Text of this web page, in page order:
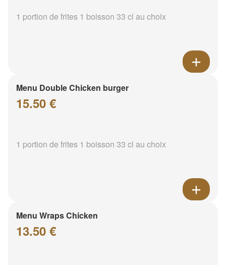
1 portion de frites 1 boisson 33 cl au choix
Menu Double Chicken burger
15.50 €
1 portion de frites 1 boisson 33 cl au choix
Menu Wraps Chicken
13.50 €